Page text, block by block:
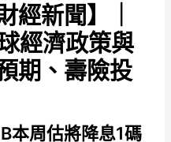
經新聞】｜
經濟政策與
期、壽險投
本周估將降息1碼